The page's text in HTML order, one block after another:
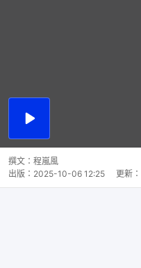
播
撰文： 程嵐風
出版： 2025-10-06 12:25 更新：